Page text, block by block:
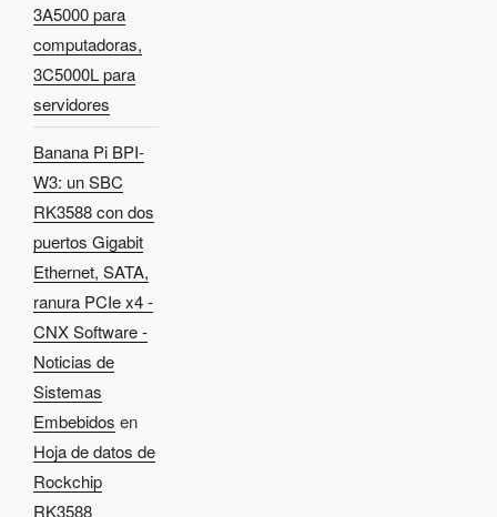
3A5000 para
computadoras,
3C5000L para
servidores
Banana Pi BPI-
W3: un SBC
RK3588 con dos
puertos Gigabit
Ethernet, SATA,
ranura PCIe x4 -
CNX Software -
Noticias de
Sistemas
Embebidos en
Hoja de datos de
Rockchip
RK3588